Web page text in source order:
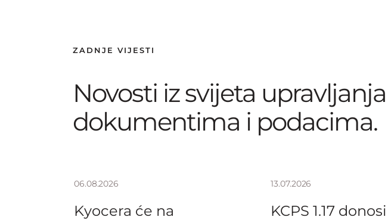
ZADNJE VIJESTI
Novosti iz svijeta upravljanja
dokumentima i podacima.
06.08.2026
Kyocera će na
13.07.2026
KCPS 1.17 donosi